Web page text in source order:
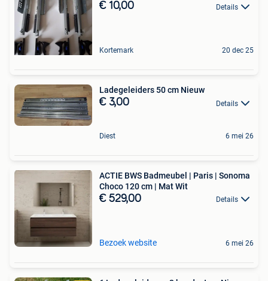
€ 10,00 Details
Kortemark 20 dec 25
Ladegeleiders 50 cm Nieuw
€ 3,00 Details
Diest 6 mei 26
ACTIE BWS Badmeubel | Paris | Sonoma
Choco 120 cm | Mat Wit
€ 529,00 Details
Bezoek website 6 mei 26